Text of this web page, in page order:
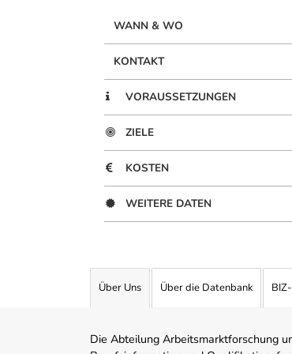
WANN & WO
KONTAKT
VORAUSSETZUNGEN
ZIELE
KOSTEN
WEITERE DATEN
Über Uns Über die Datenbank
Die Abteilung Arbeitsmarktforschung